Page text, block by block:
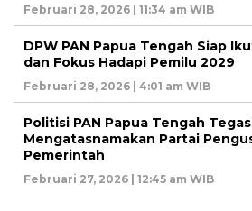
Februari 28, 2026 | 11:34 am WIB
DPW PAN Papua Tengah Siap
dan Fokus Hadapi Pemilu 2029
Februari 28, 2026 | 4:01 am WIB
Politisi PAN Papua Tengah
Mengatasnamakan Partai
Pemerintah
Februari 27, 2026 | 12:45 am WIB